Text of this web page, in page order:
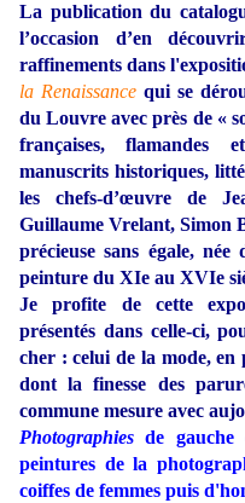
La publication du
l’occasion d’en
raffinements dans
la Renaissance qui se
du Louvre avec près de «
françaises, flamandes
manuscrits historiques,
les chefs-d’œuvre de
Guillaume Vrelant, Simon
précieuse sans égale,
peinture du XIe au XVIe
Je profite de cette
présentés dans celle-ci,
cher : celui de la mode,
dont la finesse des
commune mesure avec
Photographies de gauche
peintures de la
coiffes de femmes puis